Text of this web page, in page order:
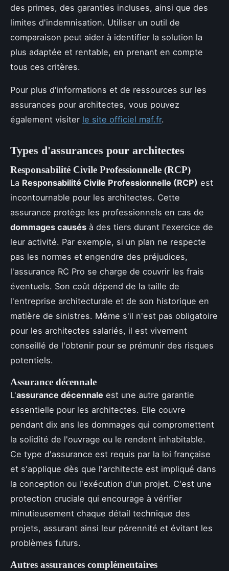
des primes, des garanties incluses, ainsi que des
limites d'indemnisation. Utiliser un outil de
comparaison peut aider à identifier la solution la
plus adaptée et rentable, en prenant en compte
tous ces critères.
Pour plus d'informations et de ressources sur les
assurances pour architectes, vous pouvez
également visiter le site officiel maf.fr.
Types d'assurances pour architectes
Responsabilité Civile Professionnelle (RCP)
La Responsabilité Civile Professionnelle (RCP) est
incontournable pour les architectes. Cette
assurance protège les professionnels en cas de
dommages causés à des tiers durant l'exercice de
leur activité. Par exemple, si un plan ne respecte
pas les normes et engendre des préjudices,
l'assurance RC Pro se charge de couvrir les frais
éventuels. Son coût dépend de la taille de
l'entreprise architecturale et de son historique en
matière de sinistres. Même s'il n'est pas obligatoire
pour les architectes salariés, il est vivement
conseillé de l'obtenir pour se prémunir des risques
potentiels.
Assurance décennale
L'assurance décennale est une autre garantie
essentielle pour les architectes. Elle couvre
pendant dix ans les dommages qui compromettent
la solidité de l'ouvrage ou le rendent inhabitable.
Ce type d'assurance est requis par la loi française
et s'applique dès que l'architecte est impliqué dans
la conception ou l'exécution d'un projet. C'est une
protection cruciale qui encourage à vérifier
minutieusement chaque détail technique des
projets, assurant ainsi leur pérennité et évitant les
problèmes futurs.
Autres assurances complémentaires